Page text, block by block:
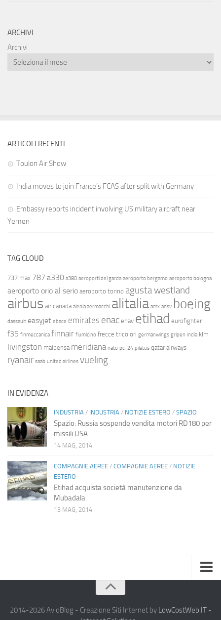
ARCHIVI
Archivi
ARTICOLI RECENTI
Toulon Air Show
India moves to join France’s FCAS after split with Germany
Embassy reports incident involving US military aircraft near
Yemen
TAG CLOUD
737 max 787 a330 a380 aeroporti del garda aeroporto bergamo aeroporto bologna
aeroporto orio al serio aeroporto torino agusta westland
airbus air canada alenia aermacchi alitalia amx ansv boeing
dassault easyjet ebace emirates enac enav etihad eurofighter
f35 finmeccanica finnair fiumicino frecce tricolori germanwings gripen india klm
livingston malpensa meridiana nato pc-24 pilatus qatar airways
ryanair saab united airlines vueling
IN EVIDENZA
INDUSTRIA / INDUSTRIA / NOTIZIE ESTERO / SPAZIO
Spazio: Russia sospende vendita motori RD180 per
missili USA
14 MAG, 2014
COMPAGNIE AEREE / COMPAGNIE AEREE / NOTIZIE
ESTERO
Etihad acquista società manutenzione da
Mubadala
13 MAG, 2014
Chi Siamo
2014-2026 AvioBlog - Creazione Siti Internet by LowCostWeb.IT -